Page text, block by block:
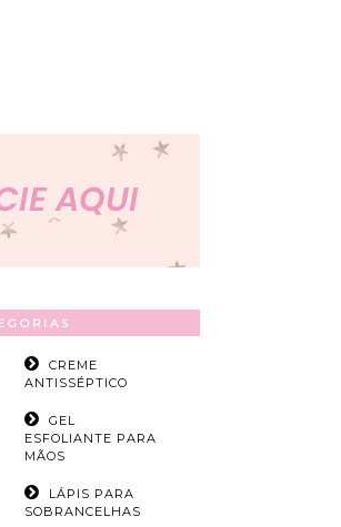
CREME
ANTISSÉPTICO
GEL
ESFOLIANTE PARA
MÃOS
LÁPIS PARA
SOBRANCELHAS